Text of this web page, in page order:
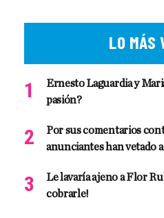
LO MÁS
Ernesto Laguardia y
pasión?
Por sus comentarios
anunciantes han vetado
Le lavaría ajeno a Flor
cobrarle!